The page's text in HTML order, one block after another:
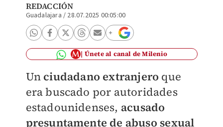
REDACCIÓN
Guadalajara / 28.07.2025 00:05:00
Únete al canal de Milenio
Un ciudadano extranjero que
era buscado por autoridades
estadounidenses, acusado
presuntamente de abuso sexual